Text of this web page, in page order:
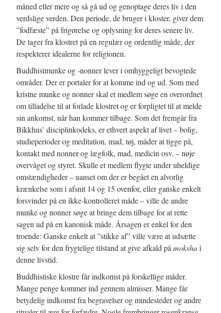
måned eller mere og så gå ud og genoptage deres liv i den
verdslige verden. Den periode, de bruger i kloster, giver dem
”fodfæste” på frigørelse og oplysning for deres senere liv.
De tager fra klostret på en regulær og ordentlig måde, der
respekterer idealerne for religionen.
Buddhistmunke og -nonner lever i omhyggeligt bevogtede
områder. Der er portaler for at komme ind og ud. Som med
kristne munke og nonner skal et medlem søge en overordnet
om tilladelse til at forlade klostret og er forpligtet til at melde
sin ankomst, når han kommer tilbage. Som det fremgår fra
Bikkhus’ disciplinkodeks, er ethvert aspekt af livet – bolig,
studieperioder og meditation, mad, tøj, måder at tigge på,
kontakt med nonner og lægfolk, mad, medicin osv. – nøje
overvåget og styret. Skulle et medlem flygte under uheldige
omstændigheder – uanset om der er begået en alvorlig
krænkelse som i afsnit 14 og 15 ovenfor, eller ganske enkelt
forsvinder på en ikke-kontrolleret måde – ville de andre
munke og nonner søge at bringe dem tilbage for at rette
sagen ud på en kanonisk måde. Årsagen er enkel for den
troende: Ganske enkelt at ”stikke af” ville være at udsætte
sig selv for den frygtelige tilstand at give afkald på mokshai
denne livstid.
Buddhistiske klostre får indkomst på forskellige måder.
Mange penge kommer ind gennem almisser. Mange får
betydelig indkomst fra begravelser og mindesteder og andre